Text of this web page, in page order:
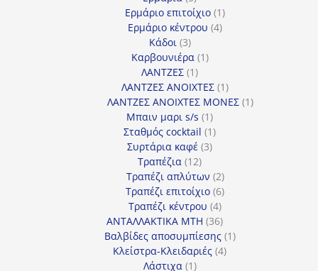
προϊόντα
Ερμάριο επιτοίχιο 11
προϊόν
Ερμάριο κέντρου 44
Κάδοι 33
προϊόντα
Καρβουνιέρα 11
ΛΑΝΤΖΕΣ 11
προϊόν
ΛΑΝΤΖΕΣ ΑΝΟΙΧΤΕΣ 11
προϊόν
ΛΑΝΤΖΕΣ ΑΝΟΙΧΤΕΣ ΜΟΝΕΣ 11
Μπαιν μαρι s/s 11
προϊόν
Σταθμός cocktail 11
Συρτάρια καφέ 33
Τραπέζια 1212
προϊόντα
Τραπέζι απλύτων 22
προϊόντα
Τραπέζι επιτοίχιο 66
προϊόντα
Τραπέζι κέντρου 44
προϊόντα
ΑΝΤΑΛΛΑΚΤΙΚΑ MTH 3636
προϊόντα
Βαλβίδες αποσυμπίεσης 11
Κλείστρα-Κλειδαριές 44
Λάστιχα 11